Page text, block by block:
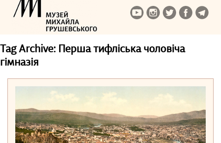
Tag Archive: Перша тифліська чоловіча
гімназія